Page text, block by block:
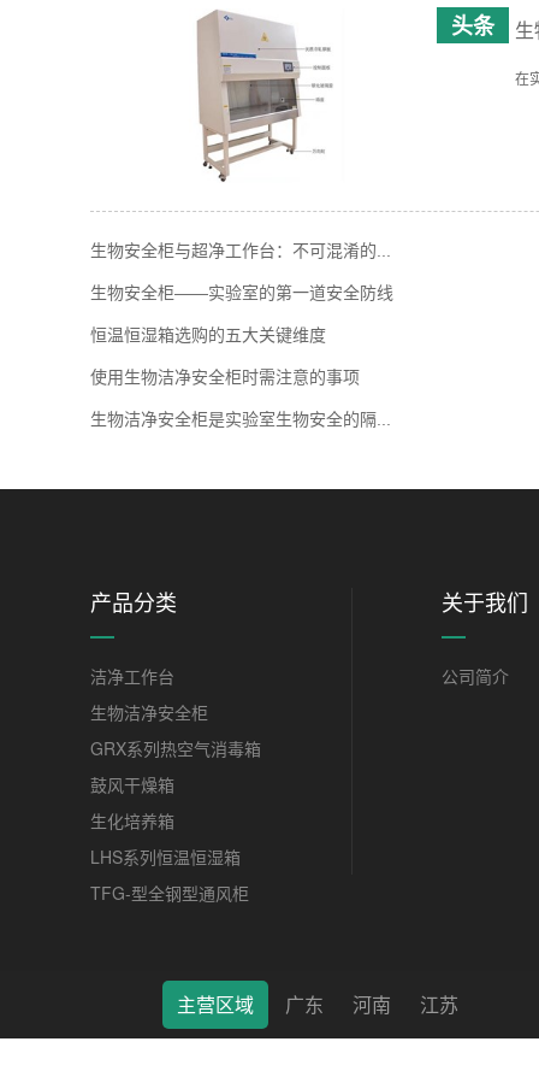
在
生物安全柜与超净工作台：不可混淆的...
生物安全柜——实验室的第一道安全防线
恒温恒湿箱选购的五大关键维度
使用生物洁净安全柜时需注意的事项
生物洁净安全柜是实验室生物安全的隔...
产品分类
洁净工作台
生物洁净安全柜
GRX系列热空气消毒箱
鼓风干燥箱
生化培养箱
LHS系列恒温恒湿箱
TFG-型全钢型通风柜
关于我们
公司简介
莱特（南通）科学仪器有限公司 © 2022 版权所有 备案号
主营区域 广东 河南 江苏